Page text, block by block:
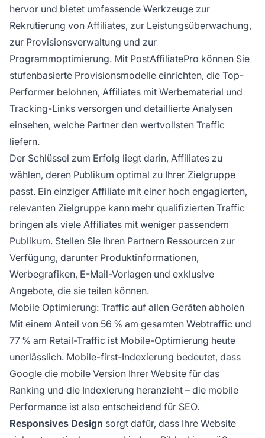
hervor und bietet umfassende Werkzeuge zur
Rekrutierung von Affiliates, zur Leistungsüberwachung,
zur Provisionsverwaltung und zur
Programmoptimierung. Mit PostAffiliatePro können Sie
stufenbasierte Provisionsmodelle einrichten, die Top-
Performer belohnen, Affiliates mit Werbematerial und
Tracking-Links versorgen und detaillierte Analysen
einsehen, welche Partner den wertvollsten Traffic
liefern.
Der Schlüssel zum Erfolg liegt darin, Affiliates zu
wählen, deren Publikum optimal zu Ihrer Zielgruppe
passt. Ein einziger Affiliate mit einer hoch engagierten,
relevanten Zielgruppe kann mehr qualifizierten Traffic
bringen als viele Affiliates mit weniger passendem
Publikum. Stellen Sie Ihren Partnern Ressourcen zur
Verfügung, darunter Produktinformationen,
Werbegrafiken, E-Mail-Vorlagen und exklusive
Angebote, die sie teilen können.
Mobile Optimierung: Traffic auf allen Geräten abholen
Mit einem Anteil von 56 % am gesamten Webtraffic und
77 % am Retail-Traffic ist Mobile-Optimierung heute
unerlässlich. Mobile-first-Indexierung bedeutet, dass
Google die mobile Version Ihrer Website für das
Ranking und die Indexierung heranzieht – die mobile
Performance ist also entscheidend für SEO.
Responsives Design sorgt dafür, dass Ihre Website